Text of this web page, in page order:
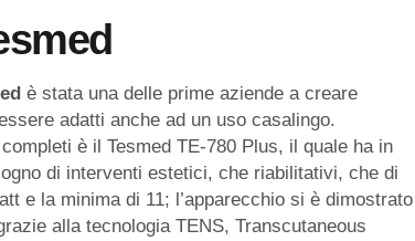
è stata una delle prime aziende a creare
adatti anche ad un uso casalingo.
è il Tesmed TE-780 Plus, il quale ha in
di interventi estetici, che riabilitativi, che di
e la minima di 11; l’apparecchio si è dimostrato
alla tecnologia TENS, Transcutaneous